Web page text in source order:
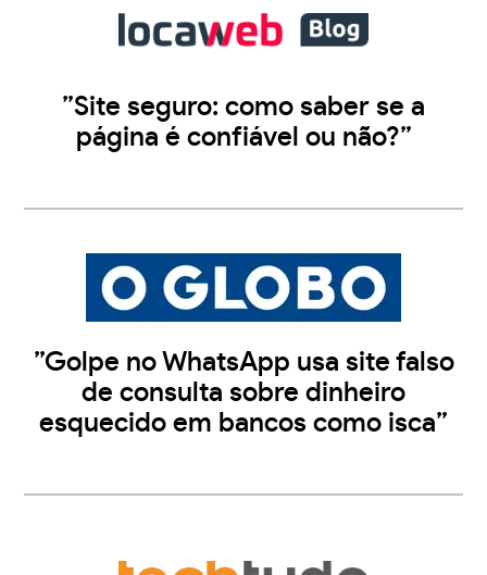
”Site seguro: como saber se a
página é confiável ou não?”
”Golpe no WhatsApp usa site falso
de consulta sobre dinheiro
esquecido em bancos como isca”